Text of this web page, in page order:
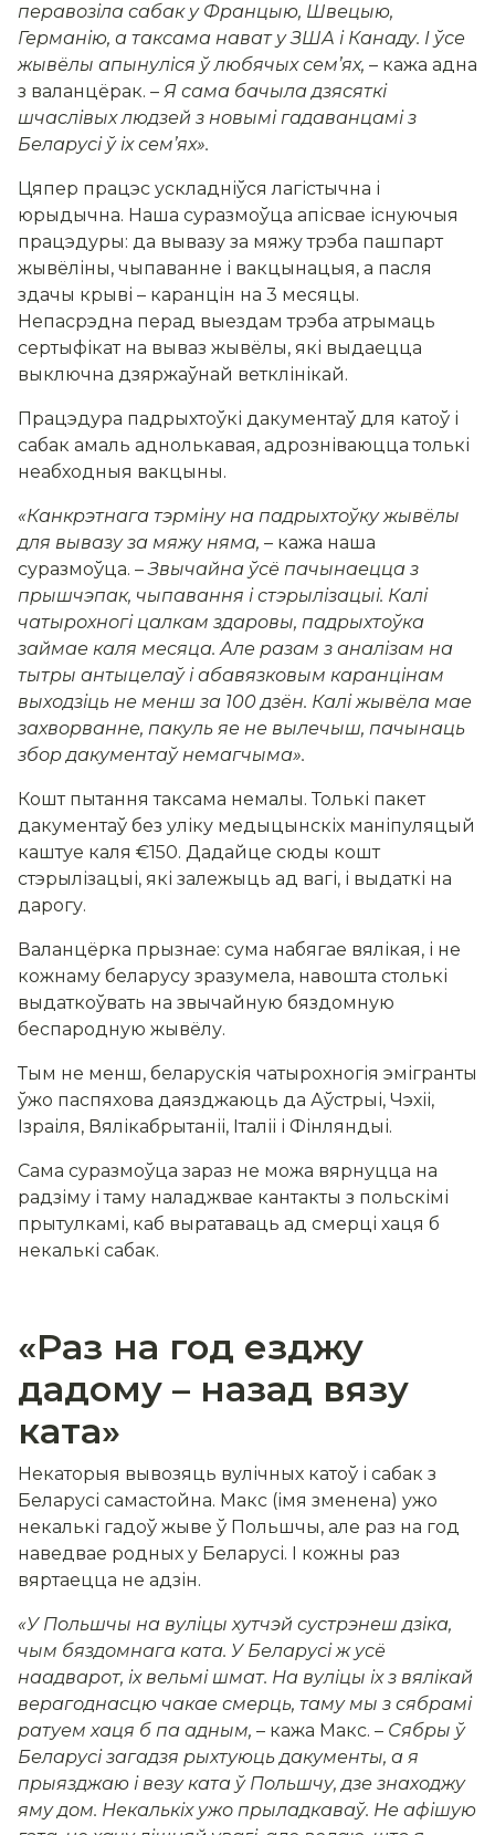
перавозіла сабак у Францыю, Швецыю,
Германію, а таксама нават у ЗША і Канаду. І ўсе
жывёлы апынуліся ў любячых сем’ях, – кажа адна
з валанцёрак. – Я сама бачыла дзясяткі
шчаслівых людзей з новымі гадаванцамі з
Беларусі ў іх сем’ях».
Цяпер працэс ускладніўся лагістычна і
юрыдычна. Наша суразмоўца апісвае існуючыя
працэдуры: да вывазу за мяжу трэба пашпарт
жывёліны, чыпаванне і вакцынацыя, а пасля
здачы крыві – каранцін на 3 месяцы.
Непасрэдна перад выездам трэба атрымаць
сертыфікат на вываз жывёлы, які выдаецца
выключна дзяржаўнай ветклінікай.
Працэдура падрыхтоўкі дакументаў для катоў і
сабак амаль аднолькавая, адрозніваюцца толькі
неабходныя вакцыны.
«Канкрэтнага тэрміну на падрыхтоўку жывёлы
для вывазу за мяжу няма, – кажа наша
суразмоўца. –Звычайна ўсё пачынаецца з
прышчэпак, чыпавання і стэрылізацыі. Калі
чатырохногі цалкам здаровы, падрыхтоўка
займае каля месяца. Але разам з аналізам на
тытры антыцелаў і абавязковым каранцінам
выходзіць не менш за 100 дзён. Калі жывёла мае
захворванне, пакуль яе не вылечыш, пачынаць
збор дакументаў немагчыма».
Кошт пытання таксама немалы. Толькі пакет
дакументаў без уліку медыцынскіх маніпуляцый
каштуе каля €150. Дадайце сюды кошт
стэрылізацыі, які залежыць ад вагі, і выдаткі на
дарогу.
Валанцёрка прызнае: сума набягае вялікая, і не
кожнаму беларусу зразумела, навошта столькі
выдаткоўвать на звычайную бяздомную
беспародную жывёлу.
Тым не менш, беларускія чатырохногія эмігранты
ўжо паспяхова даязджаюць да Аўстрыі, Чэхіі,
Ізраіля, Вялікабрытаніі, Італіі і Фінляндыі.
Сама суразмоўца зараз не можа вярнуцца на
радзіму і таму наладжвае кантакты з польскімі
прытулкамі, каб выратаваць ад смерці хаця б
некалькі сабак.
«Раз на год езджу
дадому – назад вязу
ката»
Некаторыя вывозяць вулічных катоў і сабак з
Беларусі самастойна. Макс (імя зменена) ужо
некалькі гадоў жыве ў Польшчы, але раз на год
наведвае родных у Беларусі. І кожны раз
вяртаецца не адзін.
«У Польшчы на вуліцы хутчэй сустрэнеш дзіка,
чым бяздомнага ката. У Беларусі ж усё
наадварот, іх вельмі шмат. На вуліцы іх з вялікай
верагоднасцю чакае смерць, таму мы з сябрамі
ратуем хаця б па адным, – кажа Макс. – Сябры ў
Беларусі загадзя рыхтуюць дакументы, а я
прыязджаю і везу ката ў Польшчу, дзе знаходжу
яму дом. Некалькіх ужо прыладкаваў. Не афішую